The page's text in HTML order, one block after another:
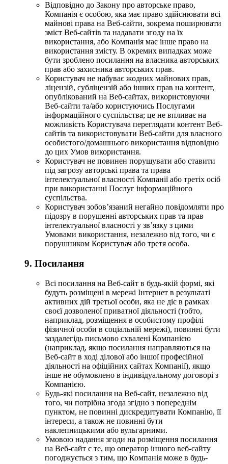
Відповідно до Закону про авторське право,
Компанія є особою, яка має право здійснювати всі
майнові права на Веб-сайти, зокрема поширювати
зміст Веб-сайтів та надавати згоду на їх
використання, або Компанія має інше право на
використання змісту. В окремих випадках може
бути зроблено посилання на власника авторських
прав або захисника авторських прав.
Користувач не набуває жодних майнових прав,
ліцензій, субліцензій або інших прав на контент,
опублікований на Веб-сайтах, використовуючи
Веб-сайти та/або користуючись Послугами
інформаційного суспільства; це не впливає на
можливість Користувача переглядати контент Веб-
сайтів та використовувати Веб-сайти для власного
особистого/домашнього використання відповідно
до цих Умов використання.
Користувач не повинен порушувати або ставити
під загрозу авторські права та права
інтелектуальної власності Компанії або третіх осіб
при використанні Послуг інформаційного
суспільства.
Користувач зобов’язаний негайно повідомляти про
підозру в порушенні авторських прав та прав
інтелектуальної власності у зв’язку з цими
Умовами використання, незалежно від того, чи є
порушником Користувач або третя особа.
9. Посилання
Всі посилання на Веб-сайт в будь-якій формі, які
будуть розміщені в мережі Інтернет в результаті
активних дій третьої особи, яка не діє в рамках
своєї дозволеної приватної діяльності (тобто,
наприклад, розміщення в особистому профілі
фізичної особи в соціальній мережі), повинні бути
заздалегідь письмово схвалені Компанією
(наприклад, якщо посилання направляються на
Веб-сайт в ході ділової або іншої професійної
діяльності на офіційних сайтах Компанії), якщо
інше не обумовлено в індивідуальному договорі з
Компанією.
Будь-які посилання на Веб-сайт, незалежно від
того, чи потрібна згода згідно з попереднім
пунктом, не повинні дискредитувати Компанію, її
інтереси, а також не повинні бути
наклепницькими або вульгарними.
Умовою надання згоди на розміщення посилання
на Веб-сайт є те, що оператор іншого веб-сайту
погоджується з тим, що Компанія може в будь-